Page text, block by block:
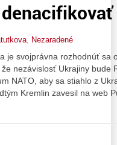
, Nezaradené
je svojprávna rozhodnúť sa
nezávislosť Ukrajiny bude
NATO, aby sa stiahlo z
Kremlin zavesil na web